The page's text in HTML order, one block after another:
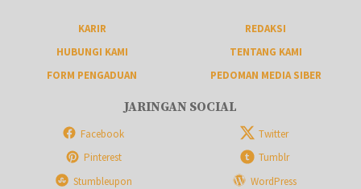
KARIR
REDAKSI
HUBUNGI KAMI
TENTANG KAMI
FORM PENGADUAN
PEDOMAN MEDIA SIBER
JARINGAN SOCIAL
Facebook
Twitter
Pinterest
Tumblr
Stumbleupon
WordPress